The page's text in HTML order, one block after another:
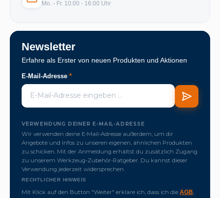
Mo. - Fr. 10:00 - 16:00 Uhr
Newsletter
Erfahre als Erster von neuen Produkten und Aktionen
E-Mail-Adresse *
VERWENDUNG DEINER E-MAIL-ADRESSE
Wir verwenden deine E-Mail-Adresse außerdem, um dir
Angebote und Infos zu unseren eigenen, ähnlichen Produkten
zu schicken. Mit der Anmeldung erhältst du zusätzlich Zugang
zu unserem Werkzeug-Zubehör-Ratgeber. Du kannst dieser
Verwendung jederzeit widersprechen.
RECHTLICHER HINWEIS
Mit Klick auf den Button "Weiter" erkläre ich, dass ich die AGB